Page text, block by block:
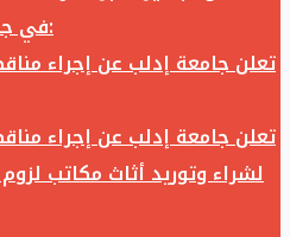
في جامعة ادلب وفق الآتي:
تعلن جامعة إدلب عن إجراء
تعلن جامعة إدلب عن إجراء
لشراء وتوريد أثاث مكاتب